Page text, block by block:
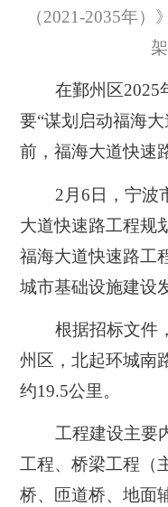
（2021-2035年
在鄞州区2025
要“谋划启动福海
前，福海大道快速
2月6日，宁波
大道快速路工程规
福海大道快速路工
城市基础设施建设
根据招标文件
州区，北起环城南
约19.5公里。
工程建设主要
工程、桥梁工程（
桥、匝道桥、地面